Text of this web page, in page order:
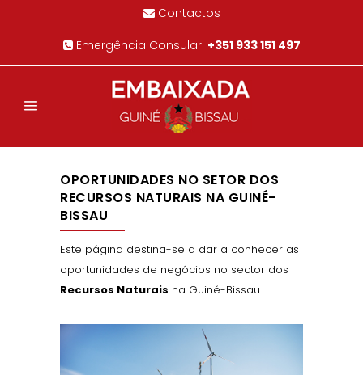
Contactos
Emergência Consular: +351 933 151 497
OPORTUNIDADES NO SETOR DOS
RECURSOS NATURAIS NA GUINÉ-
BISSAU
Este página destina-se a dar a conhecer as
oportunidades de negócios no sector dos
Recursos Naturais na Guiné-Bissau.